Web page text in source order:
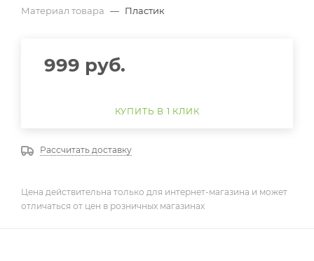
Материал товара — Пластик
999 руб.
КУПИТЬ В 1 КЛИК
Рассчитать доставку
Цена действительна только для интернет-магазина и может
отличаться от цен в розничных магазинах